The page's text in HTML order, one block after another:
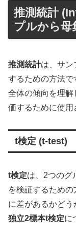
推測統計
プルから母
推測統計は、サン
するための方法で
全体の傾向を理
価するために使用
t検定 (t-test)
t検定は、2つのグ
を検証するための
に差があるかどう
独立2標本t検定に